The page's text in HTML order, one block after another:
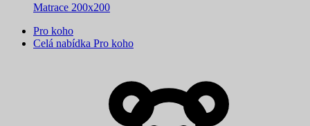
Matrace 200x200
Pro koho
Celá nabídka Pro koho